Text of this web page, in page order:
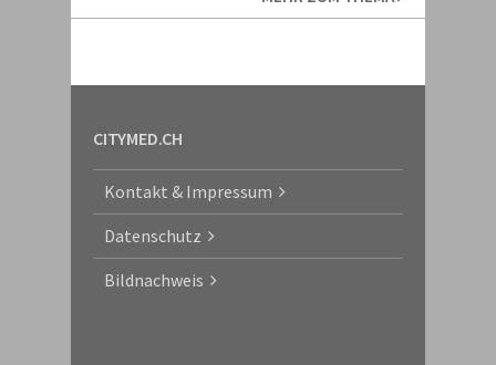
CITYMED.CH
Kontakt & Impressum
Datenschutz
Bildnachweis